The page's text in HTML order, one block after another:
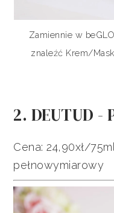
Zamiennie w
znaleźć Krem/
2. DEUTUD
Cena: 24,90xł/
pełnowymiarowy